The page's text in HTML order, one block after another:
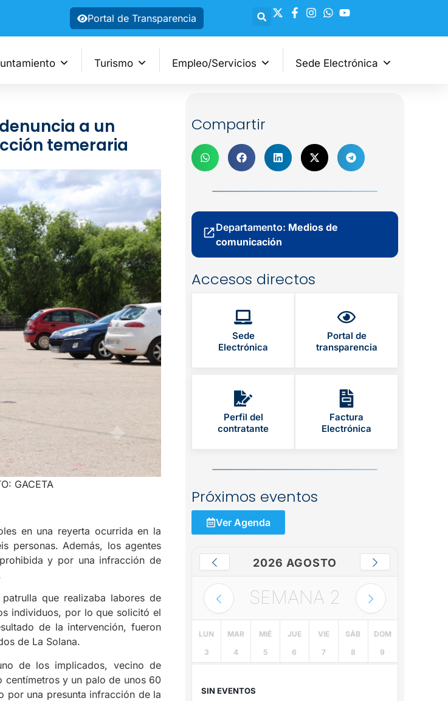
Portal de Transparencia
Turismo Empleo/Servicios Sede Electrónica
a un
temeraria
GACETA
en una reyerta ocurrida en la
personas. Además, los agentes
y por una infracción de
que realizaba labores de
individuos, por lo que solicitó el
de la intervención, fueron
de La Solana.
de los implicados, vecino de
centímetros y un palo de unos 60
por una presunta infracción de la
Compartir
Departamento: Medios de
comunicación
Accesos directos
Sede
Electrónica
Portal de
transparencia
Perfil del
contratante
Factura
Electrónica
Próximos eventos
Ver Agenda
2026 AGOSTO
SEMANA 2
LUN
3
MAR
4
MIÉ
5
JUE
6
VIE
7
SÁB
8
DOM
9
SIN EVENTOS